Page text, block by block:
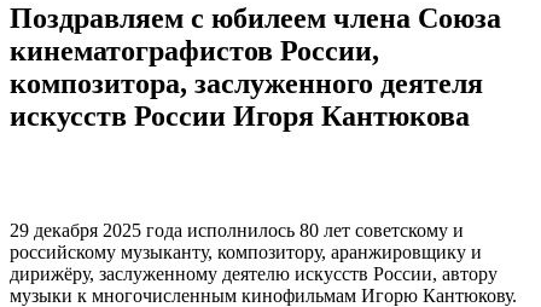
Поздравляем с юбилеем члена Союза
кинематографистов России,
композитора, заслуженного деятеля
искусств России Игоря Кантюкова
29 декабря 2025 года исполнилось 80 лет советскому и
российскому музыканту, композитору, аранжировщику и
дирижёру, заслуженному деятелю искусств России, автору
музыки к многочисленным кинофильмам Игорю Кантюкову.